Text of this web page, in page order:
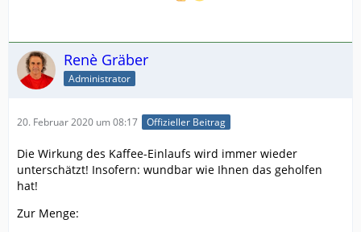
Renè Gräber
Administrator
20. Februar 2020 um 08:17 Offizieller Beitrag
Die Wirkung des Kaffee-Einlaufs wird immer wieder
unterschätzt! Insofern: wundbar wie Ihnen das geholfen
hat!
Zur Menge: